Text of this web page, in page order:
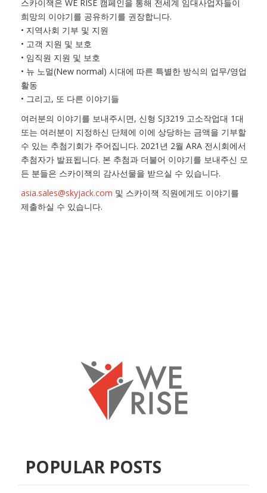
스카이잭은 WE RISE 캠페인을 통해 전세계 임대사업자들이
희망의 이야기를 공유하기를 권장합니다.
• 지역사회 기부 및 지원
• 고객 지원 및 보호
• 임직원 지원 및 보호
• 뉴 노멀(New normal) 시대에 따른 특별한 방식의 업무/영업
활동
• 그리고, 또 다른 이야기들
여러분의 이야기를 보내주시면, 신형 SJ3219 고소작업대 1대
또는 여러분이 지정하신 단체에 이에 상당하는 금액을 기부할
수 있는 추첨기회가 주어집니다. 2021년 2월 ARA 전시회에서
추첨자가 발표됩니다. 본 추첨과 더불어 이야기를 보내주신 모
든 분들은 스카이잭의 감사선물을 받으실 수 있습니다.
asia.sales@skyjack.com 및 스카이잭 직원에게도 이야기를
제출하실 수 있습니다.
POPULAR POSTS